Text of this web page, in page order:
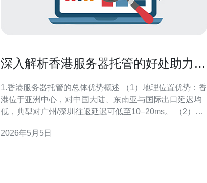
深入解析香港服务器托管的好处助力网
1.香港服务器托管的总体优势概述 （1）地理位置优势：香
港位于亚洲中心，对中国大陆、东南亚与国际出口延迟均
低，典型对广州/深圳往返延迟可低至10–20ms。 （2）多
有多条国际海缆及IX（交换节点），链路冗余度高。
2026年5月5日